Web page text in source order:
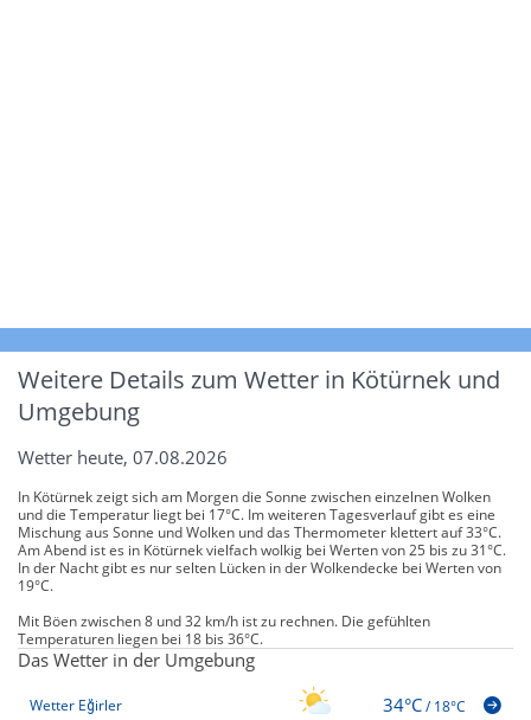
Weitere Details zum Wetter in Kötürnek und
Umgebung
Wetter heute, 07.08.2026
In Kötürnek zeigt sich am Morgen die Sonne zwischen einzelnen Wolken
und die Temperatur liegt bei 17°C. Im weiteren Tagesverlauf gibt es eine
Mischung aus Sonne und Wolken und das Thermometer klettert auf 33°C.
Am Abend ist es in Kötürnek vielfach wolkig bei Werten von 25 bis zu 31°C.
In der Nacht gibt es nur selten Lücken in der Wolkendecke bei Werten von
19°C.
Mit Böen zwischen 8 und 32 km/h ist zu rechnen. Die gefühlten
Temperaturen liegen bei 18 bis 36°C.
Das Wetter in der Umgebung
Wetter Eğirler 34°C/18°C